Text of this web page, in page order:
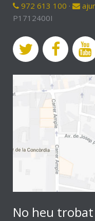
972 613 100 ·
P1712400I
No heu